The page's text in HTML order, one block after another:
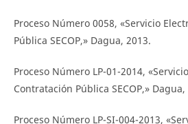
Proceso Número 0058, «Servicio
Pública SECOP,» Dagua, 2013.
Proceso Número LP-01-2014,
Contratación Pública SECOP,» Dagua,
Proceso Número LP-SI-004-2013,